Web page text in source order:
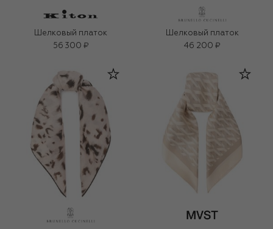
Шелковый платок
56 300 ₽
Шелковый платок
46 200 ₽